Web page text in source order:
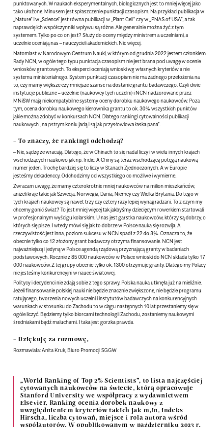
punktowanych. W naukach eksperymentalnych, biologicznych jest to mniej więcej jako
tako ułożone. Minusem jest spłaszczenie punktacji czasopism. Na przykład publikacja w
„Nature” i w „Science” jest równa publikacji w „Plant Cell” czy w „PNAS of USA”, a tak
naprawdę ich współczynniki wpływu są różne. Ale generalnie można żyć z tym
systemem. Tylko po co on jest? Służy do oceny między ministrem a uczelniami, a
uczelnie oceniają nas – nauczycieli akademickich. Nic więcej.
Natomiast w Narodowym Centrum Nauki, w którym od grudnia 2022 jestem członkiem
Rady NCN, w ogóle tego typu punktacja czasopism nie jest brana pod uwagę w ocenie
wniosków grantowych. To eksperci oceniają wnioski wg własnych kryteriów a nie
systemu ministerialnego. System punktacji czasopism nie ma żadnego przełożenia na
to, czy mamy większe czy mniejsze szanse na dostanie grantu badawczego. Czyli dwie
instytucje publiczne – uczelnie (naukowcy tych uczelni) i NCN nadzorowane przez
MNiSW mają niekompatybilne systemy oceny dorobku naukowego naukowców. Poza
tym, ocena dorobku naukowego kierownika grantu to ok. 30% wszystkich punktów
jakie można zdobyć w konkursach NCN. Dlatego rankingi cytowalności publikacji
naukowych „na pstrym koniu jadą i są jak przysłowiowa łaska pana”.
– To znaczy, że rankingi odchodzą?
– Nie, sądzę że wracają. Dlatego, że w Chinach to się nadal liczy i w wielu innych krajach
wschodzących naukowo jak np. Indie. A Chiny są teraz wschodzącą potęgą naukową
numer jeden. Trochę bardziej się to liczy w Stanach Zjednoczonych. A w Europie
jesteśmy dekadenccy. Odchodzimy od wszystkiego co możliwe i wymierne.
Zwracam uwagę, że mamy czterokrotnie mniej naukowców na milion mieszkańców,
aniżeli kraje takie jak Szwecja, Norwegia, Dania, Niemcy czy Wielka Brytania. Do tego w
tych krajach naukowcy są nawet trzy czy cztery razy lepiej wynagradzani. To z czym my
chcemy gonić świat? To jest mniej więcej tak jakbyśmy dziecięcym rowerkiem startowali
w profesjonalnym wyścigu kolarskim. U nas jest garstka naukowców, którzy są dobrzy, o
których się pisze. I wtedy mówi się jak to dobrze w Polsce nauka się rozwija. A
rzeczywistość jest inna, poziom sukcesu w NCN spadł z 22 do 8%. Oznacza to, że
obecnie tylko co 12 złożony grant badawczy otrzyma finansowanie. NCN jest
najważniejszą i jedyną w Polsce agendą rządową przyznającą granty w badaniach
podstawowych. Rocznie z 85 000 naukowców w Polsce wnioski do NCN składa tylko 17
000 naukowców. Z tej grupy obecnie tylko ok. 1300 otrzymuje granty. Dlatego my Polacy
nie jesteśmy konkurencyjni w nauce światowej.
Politycy i decydenci nie zdają sobie z tego sprawy. Polska nauka utknęła już na mieliźnie.
Jeżeli finansowanie polskiej nauki nie będzie znacznie zwiększone, nie będzie programu
ratującego, tworzenia nowych uczelni i instytutów badawczych na konkurencyjnych
warunkach w stosunku do Zachodu to w ciągu następnych 10 lat przestaniemy się w
ogóle liczyć. Będziemy tylko biorcami technologii Zachodu, zostaniemy naukowymi
średniakami bądź maluchami. I taka jest gorzka prawda.
– Dziękuję za rozmowę.
Rozmawiała: Anita Kruk, Biuro Promocji SGGW
„World Ranking of Top 2% Scientists”, to lista najczęściej
cytowanych naukowców na świecie, którą opracowuje
Stanford University we współpracy z wydawnictwem
Elsevier. Ranking ocenia dorobek naukowy z
uwzględnieniem kryteriów takich jak m.in. indeks
Hirscha, liczba cytowań, miejsce i rola autora wśród
współautorów. W opublikowanym w październiku 2023 r.